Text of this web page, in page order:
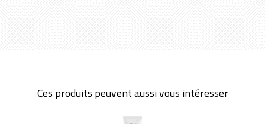
Ces produits peuvent aussi vous intéresser